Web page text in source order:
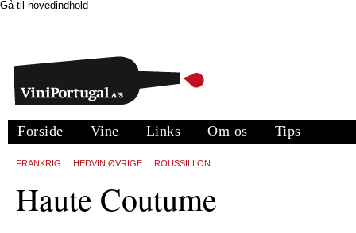
Gå til hovedindhold
Forside Vine Links Om os Tips
FRANKRIG HEDVIN ØVRIGE ROUSSILLON
Haute Coutume